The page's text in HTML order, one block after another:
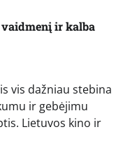
ir kalba
vis dažniau stebina
ir gebėjimu
Lietuvos kino ir